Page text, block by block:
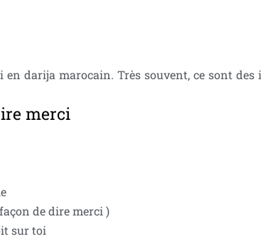
darija marocain. Très souvent, ce sont
merci
de dire merci )
sur toi